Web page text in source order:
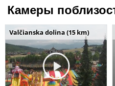
Камеры
Valčianska dolina (15 km)